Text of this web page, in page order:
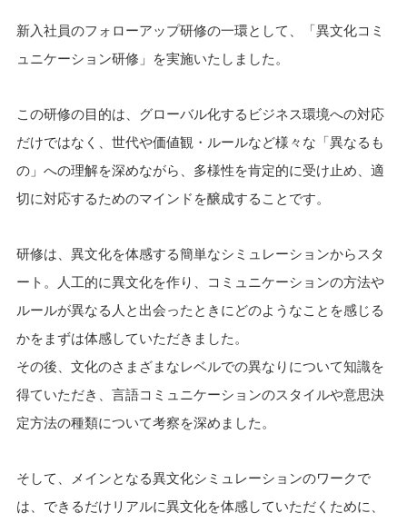
新入社員のフォローアップ研修の一環として、「異文化コミ
ュニケーション研修」を実施いたしました。
この研修の目的は、グローバル化するビジネス環境への対応
だけではなく、世代や価値観・ルールなど様々な「異なるも
の」への理解を深めながら、多様性を肯定的に受け止め、適
切に対応するためのマインドを醸成することです。
研修は、異文化を体感する簡単なシミュレーションからスタ
ート。人工的に異文化を作り、コミュニケーションの方法や
ルールが異なる人と出会ったときにどのようなことを感じる
かをまずは体感していただきました。
その後、文化のさまざまなレベルでの異なりについて知識を
得ていただき、言語コミュニケーションのスタイルや意思決
定方法の種類について考察を深めました。
そして、メインとなる異文化シミュレーションのワークで
は、できるだけリアルに異文化を体感していただくために、